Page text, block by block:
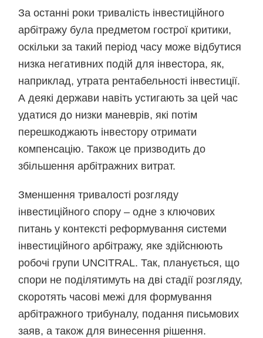
За останні роки тривалість інвестиційного
арбітражу була предметом гострої критики,
оскільки за такий період часу може відбутися
низка негативних подій для інвестора, як,
наприклад, утрата рентабельності інвестиції.
А деякі держави навіть устигають за цей час
удатися до низки маневрів, які потім
перешкоджають інвестору отримати
компенсацію. Також це призводить до
збільшення арбітражних витрат.
Зменшення тривалості розгляду
інвестиційного спору – одне з ключових
питань у контексті реформування системи
інвестиційного арбітражу, яке здійснюють
робочі групи UNCITRAL. Так, планується, що
спори не поділятимуть на дві стадії розгляду,
скоротять часові межі для формування
арбітражного трибуналу, подання письмових
заяв, а також для винесення рішення.